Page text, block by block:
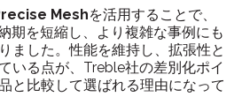
Meshを活用することで、
期を短縮し、より複雑な事例にも
ました。性能を維持し、拡張性と
いる点が、Treble社の差別化ポイ
と比較して選ばれる理由になって